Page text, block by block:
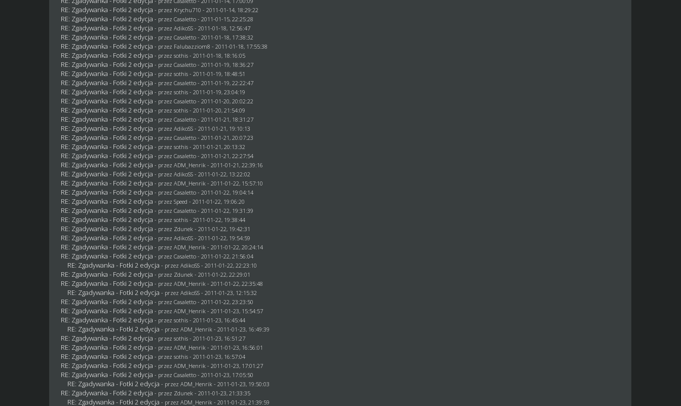
RE: Zgadywanka - Fotki 2 edycja - przez Krychu710 - 2011-01-14, 18:29:22
RE: Zgadywanka - Fotki 2 edycja - przezCasaletto - 2011-01-15, 22:25:28
RE: Zgadywanka - Fotki 2 edycja - przez AdikoSS - 2011-01-18, 12:56:47
RE: Zgadywanka - Fotki 2 edycja - przezCasaletto - 2011-01-18, 17:38:32
RE: Zgadywanka - Fotki 2 edycja - przez Falubazziom8 - 2011-01-18, 17:55:38
RE: Zgadywanka - Fotki 2 edycja - przezsothis - 2011-01-18, 18:16:05
RE: Zgadywanka - Fotki 2 edycja - przezCasaletto - 2011-01-19, 18:36:27
RE: Zgadywanka - Fotki 2 edycja - przezsothis - 2011-01-19, 18:48:51
RE: Zgadywanka - Fotki 2 edycja - przezCasaletto - 2011-01-19, 22:22:47
RE: Zgadywanka - Fotki 2 edycja - przezsothis - 2011-01-19, 23:04:19
RE: Zgadywanka - Fotki 2 edycja - przezCasaletto - 2011-01-20, 20:02:22
RE: Zgadywanka - Fotki 2 edycja - przezsothis - 2011-01-20, 21:54:09
RE: Zgadywanka - Fotki 2 edycja - przezCasaletto - 2011-01-21, 18:31:27
RE: Zgadywanka - Fotki 2 edycja - przez AdikoSS - 2011-01-21, 19:10:13
RE: Zgadywanka - Fotki 2 edycja - przezCasaletto - 2011-01-21, 20:07:23
RE: Zgadywanka - Fotki 2 edycja - przezsothis - 2011-01-21, 20:13:32
RE: Zgadywanka - Fotki 2 edycja - przezCasaletto - 2011-01-21, 22:27:54
RE: Zgadywanka - Fotki 2 edycja - przezADM_Henrik - 2011-01-21, 22:39:16
RE: Zgadywanka - Fotki 2 edycja - przez AdikoSS - 2011-01-22, 13:22:02
RE: Zgadywanka - Fotki 2 edycja - przezADM_Henrik - 2011-01-22, 15:57:10
RE: Zgadywanka - Fotki 2 edycja - przezCasaletto - 2011-01-22, 19:04:14
RE: Zgadywanka - Fotki 2 edycja - przezSpeed - 2011-01-22, 19:06:20
RE: Zgadywanka - Fotki 2 edycja - przezCasaletto - 2011-01-22, 19:31:39
RE: Zgadywanka - Fotki 2 edycja - przezsothis - 2011-01-22, 19:38:44
RE: Zgadywanka - Fotki 2 edycja - przez Zdunek - 2011-01-22, 19:42:31
RE: Zgadywanka - Fotki 2 edycja - przez AdikoSS - 2011-01-22, 19:54:59
RE: Zgadywanka - Fotki 2 edycja - przezADM_Henrik - 2011-01-22, 20:24:14
RE: Zgadywanka - Fotki 2 edycja - przezCasaletto - 2011-01-22, 21:56:04
RE: Zgadywanka - Fotki 2 edycja - przez AdikoSS - 2011-01-22, 22:23:10
RE: Zgadywanka - Fotki 2 edycja - przez Zdunek - 2011-01-22, 22:29:01
RE: Zgadywanka - Fotki 2 edycja - przezADM_Henrik - 2011-01-22, 22:35:48
RE: Zgadywanka - Fotki 2 edycja - przez AdikoSS - 2011-01-23, 12:15:32
RE: Zgadywanka - Fotki 2 edycja - przezCasaletto - 2011-01-22, 23:23:50
RE: Zgadywanka - Fotki 2 edycja - przezADM_Henrik - 2011-01-23, 15:54:57
RE: Zgadywanka - Fotki 2 edycja - przezsothis - 2011-01-23, 16:45:44
RE: Zgadywanka - Fotki 2 edycja - przezADM_Henrik - 2011-01-23, 16:49:39
RE: Zgadywanka - Fotki 2 edycja - przezsothis - 2011-01-23, 16:51:27
RE: Zgadywanka - Fotki 2 edycja - przezADM_Henrik - 2011-01-23, 16:56:01
RE: Zgadywanka - Fotki 2 edycja - przezsothis - 2011-01-23, 16:57:04
RE: Zgadywanka - Fotki 2 edycja - przezADM_Henrik - 2011-01-23, 17:01:27
RE: Zgadywanka - Fotki 2 edycja - przezCasaletto - 2011-01-23, 17:05:50
RE: Zgadywanka - Fotki 2 edycja - przezADM_Henrik - 2011-01-23, 19:50:03
RE: Zgadywanka - Fotki 2 edycja - przez Zdunek - 2011-01-23, 21:33:35
RE: Zgadywanka - Fotki 2 edycja - przezADM_Henrik - 2011-01-23, 21:39:59